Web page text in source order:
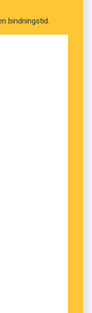
bindningstid.